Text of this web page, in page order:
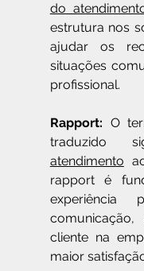
do
estrutura nos
ajudar os
situações
profissional.
Rapport: O
atendimento
rapport é
experiência
cliente na
maior